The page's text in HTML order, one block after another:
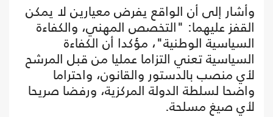
وأشار إلى أن الواقع يفرض معيارين لا يمكن
القفز عليهما: "التخصص المهني، والكفاءة
السياسية الوطنية"، مؤكدا أن الكفاءة
السياسية تعني التزاما عمليا من قبل المرشح
لأي منصب بالدستور والقانون، واحتراما
واضحا لسلطة الدولة المركزية، ورفضا صريحا
لأي صيغ مسلحة.